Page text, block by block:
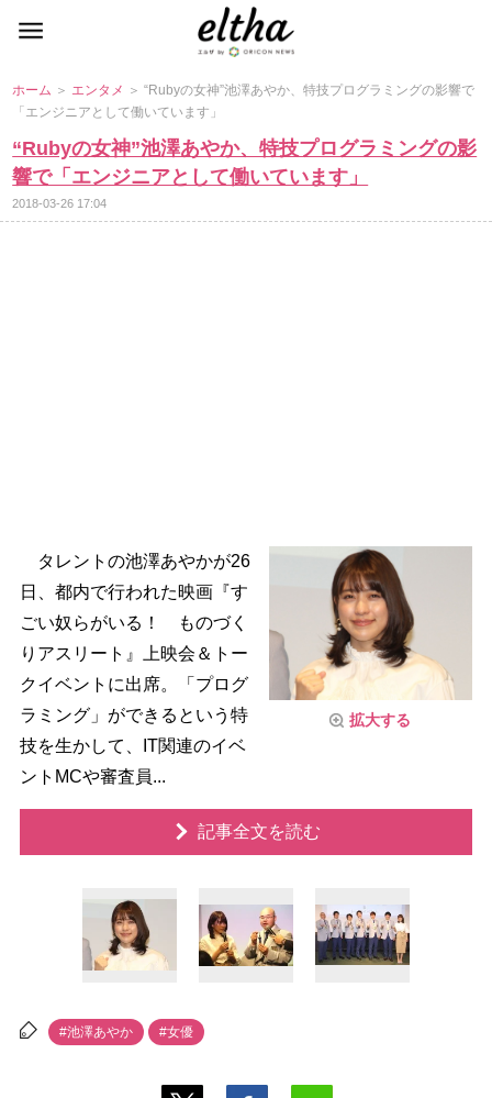
ホーム ＞ エンタメ ＞ “Rubyの女神”池澤あやか、特技プログラミングの影響で
「エンジニアとして働いています」
“Rubyの女神”池澤あやか、特技プログラミングの影
響で「エンジニアとして働いています」
2018-03-26 17:04
拡大する
タレントの池澤あやかが26
日、都内で行われた映画『す
ごい奴らがいる！ ものづく
りアスリート』上映会＆トー
クイベントに出席。「プログ
ラミング」ができるという特
技を生かして、IT関連のイベ
ントMCや審査員...
記事全文を読む
#池澤あやか #女優